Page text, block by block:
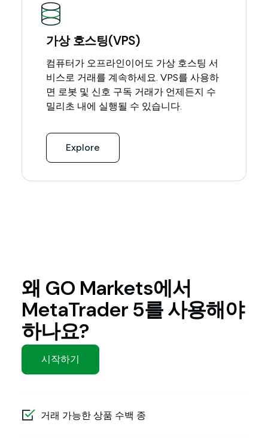
가상 호스팅(VPS)
컴퓨터가 오프라인이어도 가상 호스팅 서
비스로 거래를 계속하세요. VPS를 사용하
면 로봇 및 신호 구독 거래가 언제든지 수
밀리초 내에 실행될 수 있습니다.
Explore
왜 GO Markets에서
MetaTrader 5를 사용해야
하나요?
시작하기
거래 가능한 상품 수백 종